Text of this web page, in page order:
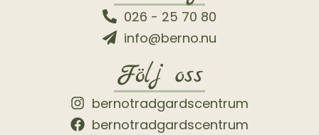
026 - 25 70 80
info@berno.nu
Följ oss
bernotradgardscentrum
bernotradgardscentrum